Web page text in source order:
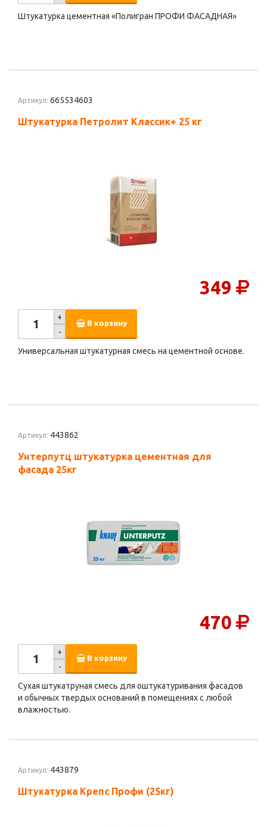
Штукатурка цементная «Полигран ПРОФИ ФАСАДНАЯ»
Артикул: 665534603
Штукатурка Петролит Классик+ 25 кг
349
+
-
В корзину
Универсальная штукатурная смесь на цементной основе.
Артикул: 443862
Унтерпутц штукатурка цементная для
фасада 25кг
470
+
-
В корзину
Сухая штукатруная смесь для оштукатуривания фасадов
и обычных твердых оснований в помещениях с любой
влажностью.
Артикул: 443879
Штукатурка Крепс Профи (25кг)